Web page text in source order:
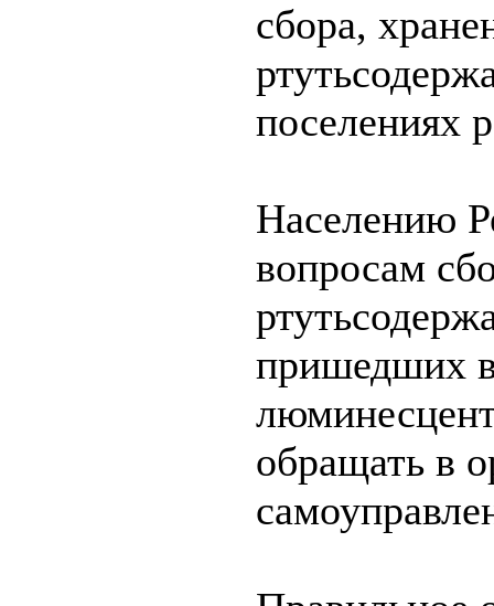
сбора,
поселениях
Населению
вопросам
пришедших
обращать в